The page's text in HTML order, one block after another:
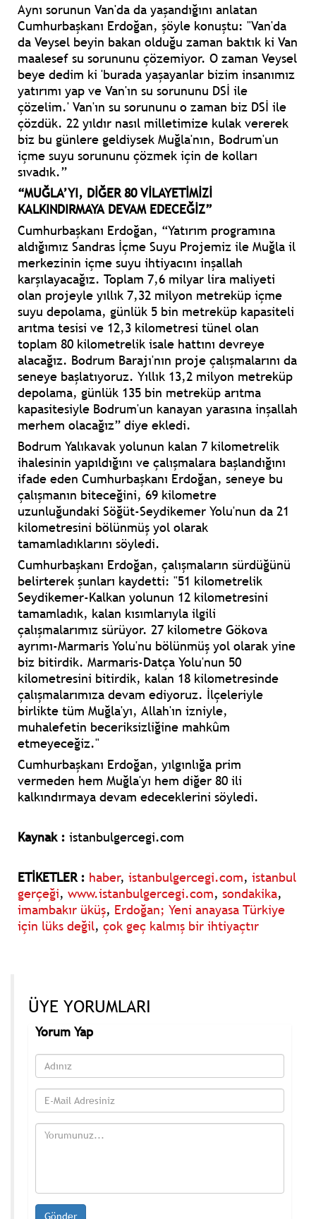
Aynı sorunun Van'da da yaşandığını anlatan
Cumhurbaşkanı Erdoğan, şöyle konuştu: "Van'da
da Veysel beyin bakan olduğu zaman baktık ki Van
maalesef su sorununu çözemiyor. O zaman Veysel
beye dedim ki 'burada yaşayanlar bizim insanımız
yatırımı yap ve Van'ın su sorununu DSİ ile
çözelim.' Van'ın su sorununu o zaman biz DSİ ile
çözdük. 22 yıldır nasıl milletimize kulak vererek
biz bu günlere geldiysek Muğla'nın, Bodrum'un
içme suyu sorununu çözmek için de kolları
sıvadık.”
“MUĞLA’YI, DİĞER 80 VİLAYETİMİZİ
KALKINDIRMAYA DEVAM EDECEĞİZ”
Cumhurbaşkanı Erdoğan, “Yatırım programına
aldığımız Sandras İçme Suyu Projemiz ile Muğla il
merkezinin içme suyu ihtiyacını inşallah
karşılayacağız. Toplam 7,6 milyar lira maliyeti
olan projeyle yıllık 7,32 milyon metreküp içme
suyu depolama, günlük 5 bin metreküp kapasiteli
arıtma tesisi ve 12,3 kilometresi tünel olan
toplam 80 kilometrelik isale hattını devreye
alacağız. Bodrum Barajı'nın proje çalışmalarını da
seneye başlatıyoruz. Yıllık 13,2 milyon metreküp
depolama, günlük 135 bin metreküp arıtma
kapasitesiyle Bodrum'un kanayan yarasına inşallah
merhem olacağız” diye ekledi.
Bodrum Yalıkavak yolunun kalan 7 kilometrelik
ihalesinin yapıldığını ve çalışmalara başlandığını
ifade eden Cumhurbaşkanı Erdoğan, seneye bu
çalışmanın biteceğini, 69 kilometre
uzunluğundaki Söğüt-Seydikemer Yolu'nun da 21
kilometresini bölünmüş yol olarak
tamamladıklarını söyledi.
Cumhurbaşkanı Erdoğan, çalışmaların sürdüğünü
belirterek şunları kaydetti: "51 kilometrelik
Seydikemer-Kalkan yolunun 12 kilometresini
tamamladık, kalan kısımlarıyla ilgili
çalışmalarımız sürüyor. 27 kilometre Gökova
ayrımı-Marmaris Yolu'nu bölünmüş yol olarak yine
biz bitirdik. Marmaris-Datça Yolu'nun 50
kilometresini bitirdik, kalan 18 kilometresinde
çalışmalarımıza devam ediyoruz. İlçeleriyle
birlikte tüm Muğla'yı, Allah'ın izniyle,
muhalefetin beceriksizliğine mahkûm
etmeyeceğiz."
Cumhurbaşkanı Erdoğan, yılgınlığa prim
vermeden hem Muğla'yı hem diğer 80 ili
kalkındırmaya devam edeceklerini söyledi.
Kaynak : istanbulgercegi.com
ETİKETLER : haber, istanbulgercegi.com, istanbul
gerçeği, www.istanbulgercegi.com, sondakika,
imambakır üküş, Erdoğan; Yeni anayasa Türkiye
için lüks değil, çok geç kalmış bir ihtiyaçtır
ÜYE YORUMLARI
Yorum Yap